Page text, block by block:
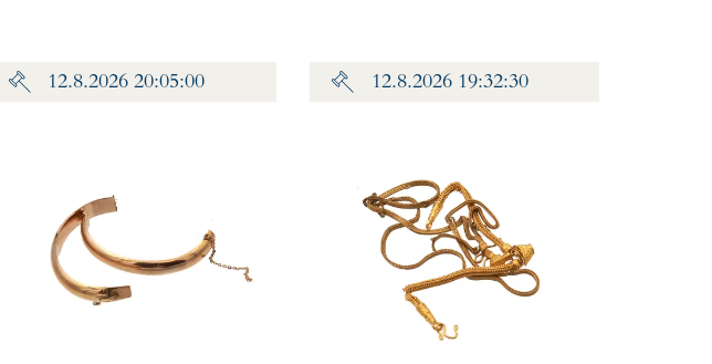
12.8.2026 20:05:00 12.8.2026 19:32:30